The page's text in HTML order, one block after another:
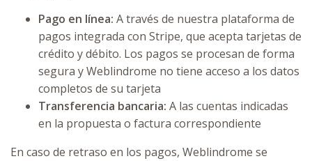
Pago en línea: A través de nuestra plataforma de
pagos integrada con Stripe, que acepta tarjetas de
crédito y débito. Los pagos se procesan de forma
segura y Weblindrome no tiene acceso a los datos
completos de su tarjeta
Transferencia bancaria: A las cuentas indicadas
en la propuesta o factura correspondiente
En caso de retraso en los pagos, Weblindrome se